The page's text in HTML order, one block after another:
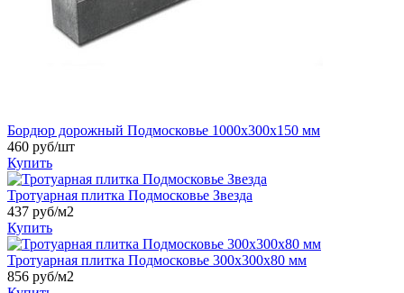
Бордюр дорожный Подмосковье 1000x300x150 мм
460 руб/шт
Купить
Тротуарная плитка Подмосковье Звезда
437 руб/м2
Купить
Тротуарная плитка Подмосковье 300x300x80 мм
856 руб/м2